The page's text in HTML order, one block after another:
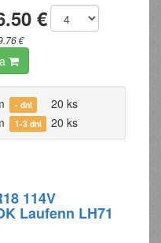
€
€
- dní
20 ks
1-3 dni 20 ks
114V
Laufenn LH71